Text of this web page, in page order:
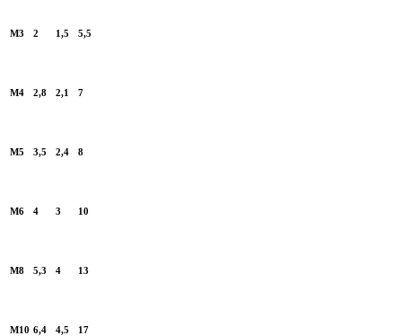
M3 2 1,5 5,5
M4 2,8 2,1 7
M5 3,5 2,4 8
M6 4 3 10
M8 5,3 4 13
M10 6,4 4,5 17